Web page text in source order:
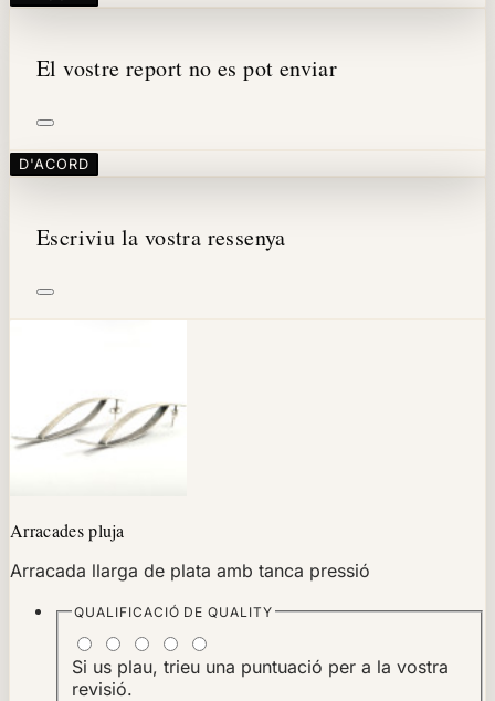
El vostre report no es pot enviar
D'ACORD
Escriviu la vostra ressenya
Arracades pluja
Arracada llarga de plata amb tanca pressió
QUALIFICACIÓ DEQUALITY
Si us plau, trieu una puntuació per a la vostra
revisió.